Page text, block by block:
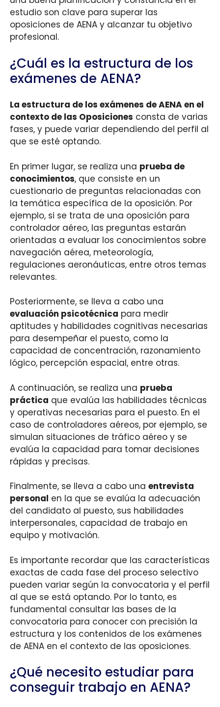
estudio son clave para superar las
oposiciones de AENA y alcanzar tu objetivo
profesional.
¿Cuál es la estructura de los
exámenes de AENA?
La estructura de los exámenes de AENA en el
contexto de las Oposiciones consta de varias
fases, y puede variar dependiendo del perfil al
que se esté optando.
En primer lugar, se realiza una prueba de
conocimientos, que consiste en un
cuestionario de preguntas relacionadas con
la temática específica de la oposición. Por
ejemplo, si se trata de una oposición para
controlador aéreo, las preguntas estarán
orientadas a evaluar los conocimientos sobre
navegación aérea, meteorología,
regulaciones aeronáuticas, entre otros temas
relevantes.
Posteriormente, se lleva a cabo una
evaluación psicotécnica para medir
aptitudes y habilidades cognitivas necesarias
para desempeñar el puesto, como la
capacidad de concentración, razonamiento
lógico, percepción espacial, entre otras.
A continuación, se realiza una prueba
práctica que evalúa las habilidades técnicas
y operativas necesarias para el puesto. En el
caso de controladores aéreos, por ejemplo, se
simulan situaciones de tráfico aéreo y se
evalúa la capacidad para tomar decisiones
rápidas y precisas.
Finalmente, se lleva a cabo una entrevista
personal en la que se evalúa la adecuación
del candidato al puesto, sus habilidades
interpersonales, capacidad de trabajo en
equipo y motivación.
Es importante recordar que las características
exactas de cada fase del proceso selectivo
pueden variar según la convocatoria y el perfil
al que se está optando. Por lo tanto, es
fundamental consultar las bases de la
convocatoria para conocer con precisión la
estructura y los contenidos de los exámenes
de AENA en el contexto de las oposiciones.
¿Qué necesito estudiar para
conseguir trabajo en AENA?